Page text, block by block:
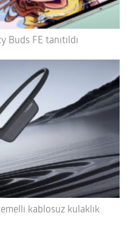
Buds FE tanıtıldı
kablosuz kulaklık